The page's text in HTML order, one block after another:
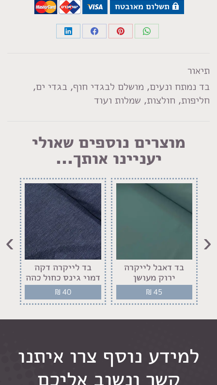
תשלום מאובטח
Share
Share
Share
Share
תיאור
בד נמתח ונעים, מושלם לבגדי חוף, בגדי ים,
חליפות, חולצות, שמלות ועוד
מוצרים נוספים שאולי
יעניינו אותך...
בד דאבל לייקרה
ירוק מעושן
₪ 45
בד לייקרה דקה
דמוי גינס כחול כהה
₪ 40
‹
›
למידע נוסף צרו איתנו
קשר ונשוב אליכם